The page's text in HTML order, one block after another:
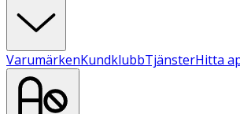
VarumärkenKundklubbTjänsterHitta